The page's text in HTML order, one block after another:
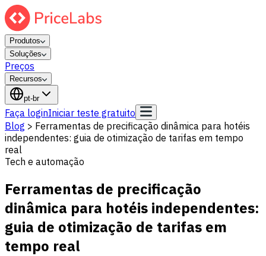
Produtos
Soluções
Preços
Recursos
pt-br
Faça loginIniciar teste gratuito
Blog > Ferramentas de precificação dinâmica para hotéis
independentes: guia de otimização de tarifas em tempo
real
Tech e automação
Ferramentas de precificação
dinâmica para hotéis independentes:
guia de otimização de tarifas em
tempo real